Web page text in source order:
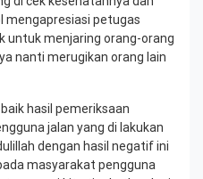
mengapresiasi petugas
untuk menjaring orang-orang
nanti merugikan orang lain
hasil pemeriksaan
jalan yang di lakukan
dengan hasil negatif ini
masyarakat pengguna